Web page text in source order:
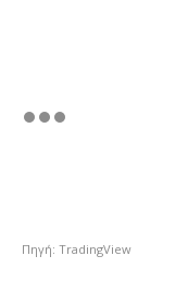
Πηγή: TradingView